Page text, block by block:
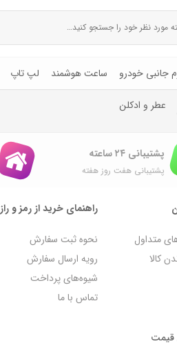
جانبی خودرو ساعت هوشمند لپ تاپ
عطر و ادکلن
پشتیبانی ۲۴ ساعته
پشتیبانی هفت روز هفته
متداول
کالا
راهنمای خرید از رمز و راز
نحوه ثبت سفارش
رویه ارسال سفارش
شیوه‌های پرداخت
تماس با ما
قیمت